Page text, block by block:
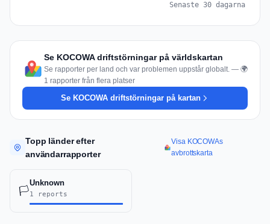
Senaste 30 dagarna
Se KOCOWA driftstörningar på världskartan
Se rapporter per land och var problemen uppstår globalt. — 🌍
1 rapporter från flera platser
Se KOCOWA driftstörningar på kartan
Topp länder efter
användarrapporter
Visa KOCOWAs
avbrottskarta
🏳️
Unknown
1 reports